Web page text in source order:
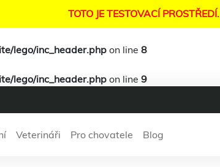
lego/inc_header.php on line 8
lego/inc_header.php on line 9
TOTO JE TESTOVACÍ PROSTŘEDÍ.
Veterináři Pro chovatele Blog